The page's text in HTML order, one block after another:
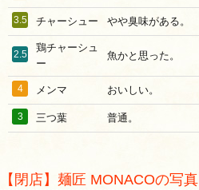
3.5 チャーシュー やや臭味がある。
2.5
鶏チャーシュ
ー
魚かと思った。
4 メンマ おいしい。
3 三つ葉 普通。
【閉店】麺匠 MONACOの写真